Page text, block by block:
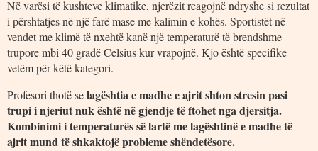
Në varësi të kushteve klimatike, njerëzit reagojnë ndryshe si rezultat
i përshtatjes në një farë mase me kalimin e kohës. Sportistët në
vendet me klimë të nxehtë kanë një temperaturë të brendshme
trupore mbi 40 gradë Celsius kur vrapojnë. Kjo është specifike
vetëm për këtë kategori.
Profesori thotë selagështia e madhe e ajrit shton stresin pasi
trupi i njeriut nuk është në gjendje të ftohet nga djersitja.
Kombinimi i temperaturës së lartë me lagështinë e madhe të
ajrit mund të shkaktojë probleme shëndetësore.